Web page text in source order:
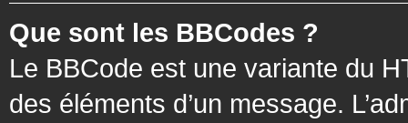
Que sont les BBCodes ?
Le BBCode est une variante du
des éléments d’un message.